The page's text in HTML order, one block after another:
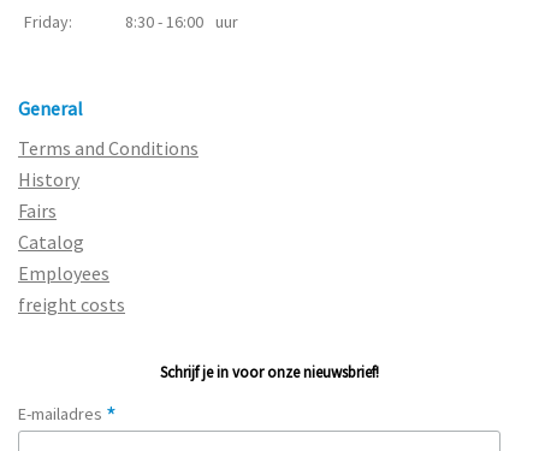
Friday:
8:30 - 16:00 uur
General
Terms and Conditions
History
Fairs
Catalog
Employees
freight costs
Schrijf je in voor onze nieuwsbrief!
E-mailadres *